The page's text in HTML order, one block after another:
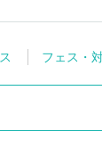
フェス・